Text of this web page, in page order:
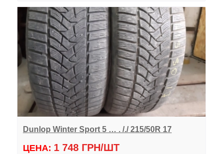
Dunlop Winter Sport 5 … . /./ 215/50R 17
ЦЕНА: 1 748 ГРН/ШТ